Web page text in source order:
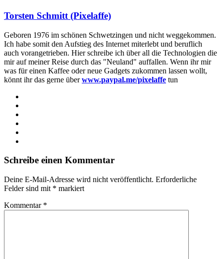
Torsten Schmitt (Pixelaffe)
Geboren 1976 im schönen Schwetzingen und nicht weggekommen.
Ich habe somit den Aufstieg des Internet miterlebt und beruflich
auch vorangetrieben. Hier schreibe ich über all die Technologien die
mir auf meiner Reise durch das "Neuland" auffallen. Wenn ihr mir
was für einen Kaffee oder neue Gadgets zukommen lassen wollt,
könnt ihr das gerne überwww.paypal.me/pixelaffe tun
Schreibe einen Kommentar
Deine E-Mail-Adresse wird nicht veröffentlicht. Erforderliche
Felder sind mit * markiert
Kommentar *